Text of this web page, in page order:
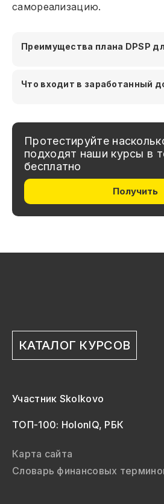
самореализацию.
Преимущества плана DPSP
Что входит в заработанный
Протестируйте
подходят наши курсы в
бесплатно
Получить
КАТАЛОГ КУРСОВ
Участник Skolkovo
ТОП-100: HolonIQ, РБК
Карта сайта
Словарь финансовых